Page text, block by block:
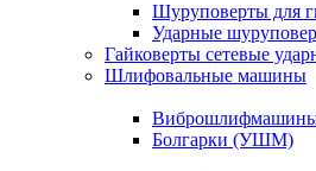
Шуруповерты для
Ударные
Гайковерты сетевые
Шлифовальные машины
Болгарки (УШМ)